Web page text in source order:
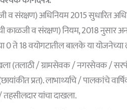
व संरक्षण) अधिनियम 2015 सुधारित
काळजी व संरक्षण) नियम, 2018 नुसार
0 ते 18 वयोगटातील बालके या योजनेच्या
(तलाठी / ग्रामसेवक / नगरसेवक /
प्रत). लाभार्थ्याचे / पालकांचे
यांचा दाखला.